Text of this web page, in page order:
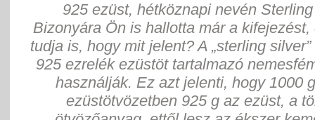
925 ezüst, hétköznapi nevén
Bizonyára Ön is hallotta már a kifejezést,
tudja is, hogy mit jelent? A „sterling
925 ezrelék ezüstöt tartalmazó
használják. Ez azt jelenti, hogy 1000
ezüstötvözetben 925 g az ezüst, a